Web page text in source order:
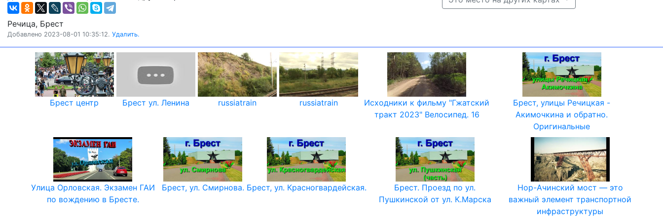
Речица, Брест
Добавлено 2023-08-01 10:35:12. Удалить.
Брест центр Брест ул. Ленина russiatrain russiatrain
Исходники к фильму "Гжатский
тракт 2023" Велосипед. 16
Брест, улицы Речицкая -
Акимочкина и обратно.
Оригинальные
Улица Орловская. Экзамен ГАИ
по вождению в Бресте.
Брест, ул. Смирнова. Брест, ул. Красногвардейская.
Брест. Проезд по ул.
Пушкинской от ул. К.Марска
Нор-Ачинский мост — это
важный элемент транспортной
инфраструктуры